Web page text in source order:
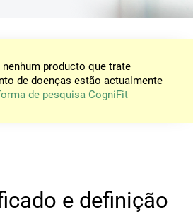
producto que trate
de doenças estão actualmente
de pesquisa CogniFit
e definição